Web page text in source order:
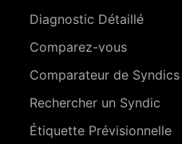
Diagnostic Détaillé
Comparez-vous
Comparateur de Syndics
Rechercher un Syndic
Étiquette Prévisionnelle